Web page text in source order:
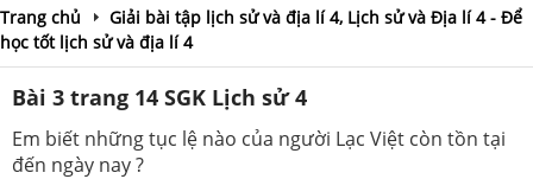
Trang chủ
Giải bài tập lịch sử và địa lí 4, Lịch sử và Địa lí 4 - Để
học tốt lịch sử và địa lí 4
Bài 3 trang 14 SGK Lịch sử 4
Em biết những tục lệ nào của người Lạc Việt còn tồn tại
đến ngày nay ?